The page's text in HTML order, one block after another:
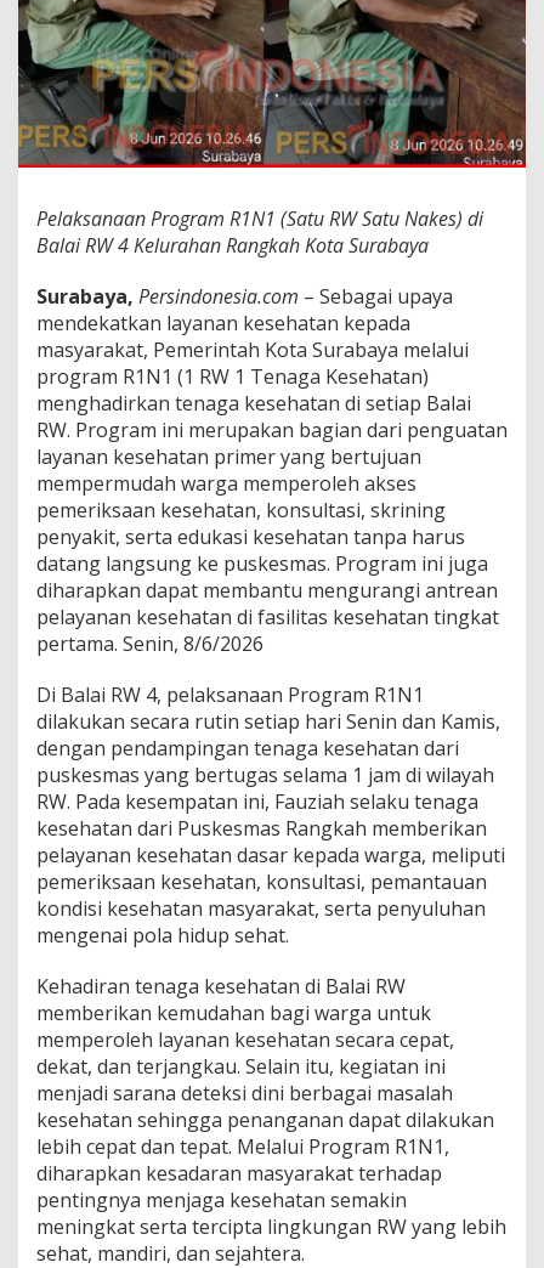
R
1
N
1
(
a
t
R
W
S
t
u
N
a
k
e
s
d
i
B
a
l
a
i
R
K
e
l
u
r
a
h
a
n
R
a
a
h
K
o
t
a
S
u
r
a
b
a
y
Pelaksanaan Program R1N1 (Satu RW Satu Nakes) di
Balai RW 4 Kelurahan Rangkah Kota Surabaya
Surabaya, Persindonesia.com – Sebagai upaya
mendekatkan layanan kesehatan kepada
masyarakat, Pemerintah Kota Surabaya melalui
program R1N1 (1 RW 1 Tenaga Kesehatan)
menghadirkan tenaga kesehatan di setiap Balai
RW. Program ini merupakan bagian dari penguatan
layanan kesehatan primer yang bertujuan
mempermudah warga memperoleh akses
pemeriksaan kesehatan, konsultasi, skrining
penyakit, serta edukasi kesehatan tanpa harus
datang langsung ke puskesmas. Program ini juga
diharapkan dapat membantu mengurangi antrean
pelayanan kesehatan di fasilitas kesehatan tingkat
pertama. Senin, 8/6/2026
Di Balai RW 4, pelaksanaan Program R1N1
dilakukan secara rutin setiap hari Senin dan Kamis,
dengan pendampingan tenaga kesehatan dari
puskesmas yang bertugas selama 1 jam di wilayah
RW. Pada kesempatan ini, Fauziah selaku tenaga
kesehatan dari Puskesmas Rangkah memberikan
pelayanan kesehatan dasar kepada warga, meliputi
pemeriksaan kesehatan, konsultasi, pemantauan
kondisi kesehatan masyarakat, serta penyuluhan
mengenai pola hidup sehat.
Kehadiran tenaga kesehatan di Balai RW
memberikan kemudahan bagi warga untuk
memperoleh layanan kesehatan secara cepat,
dekat, dan terjangkau. Selain itu, kegiatan ini
menjadi sarana deteksi dini berbagai masalah
kesehatan sehingga penanganan dapat dilakukan
lebih cepat dan tepat. Melalui Program R1N1,
diharapkan kesadaran masyarakat terhadap
pentingnya menjaga kesehatan semakin
meningkat serta tercipta lingkungan RW yang lebih
sehat, mandiri, dan sejahtera.